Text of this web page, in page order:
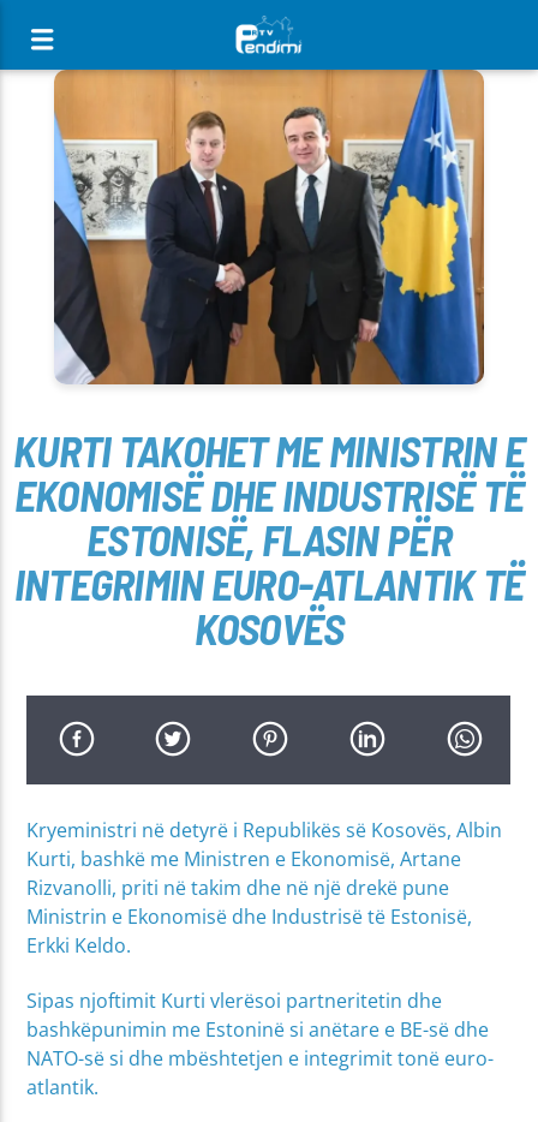
[There are no radio stations in the database]
KURTI TAKOHET ME MINISTRIN E
EKONOMISË DHE INDUSTRISË TË
ESTONISË, FLASIN PËR
INTEGRIMIN EURO-ATLANTIK TË
KOSOVËS
Kryeministri në detyrë i Republikës së Kosovës, Albin
Kurti, bashkë me Ministren e Ekonomisë, Artane
Rizvanolli, priti në takim dhe në një drekë pune
Ministrin e Ekonomisë dhe Industrisë të Estonisë,
Erkki Keldo.
Sipas njoftimit Kurti vlerësoi partneritetin dhe
bashkëpunimin me Estoninë si anëtare e BE-së dhe
NATO-së si dhe mbështetjen e integrimit tonë euro-
atlantik.